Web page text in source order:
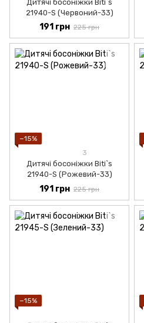
Дитячі босоніжки Biti`s
21940-S (Червоний-33)
191 грн 225 грн
−15%
3
Дитячі босоніжки Biti`s
21940-S (Рожевий-33)
191 грн 225 грн
−15%